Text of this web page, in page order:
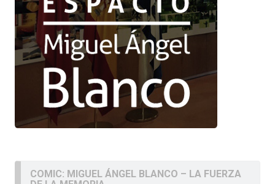
COMIC: MIGUEL ÁNGEL BLANCO – LA FUERZA